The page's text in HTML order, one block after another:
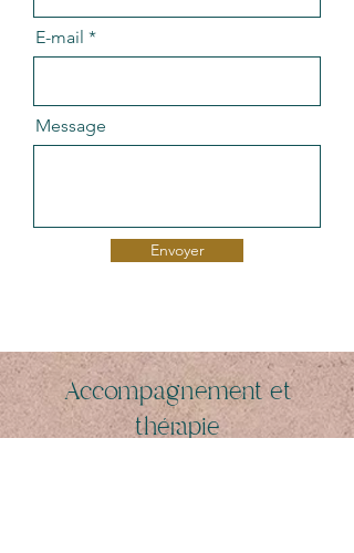
E-mail
Message
Envoyer
Accompagnement et
thérapie